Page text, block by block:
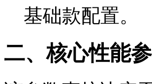
基础款配置。
二、核心性能